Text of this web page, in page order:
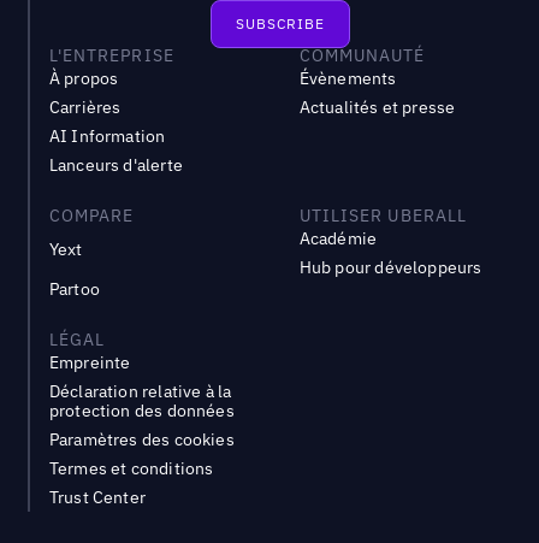
L'ENTREPRISE
À propos
Carrières
AI Information
Lanceurs d'alerte
COMMUNAUTÉ
Évènements
Actualités et presse
COMPARE
Yext
Partoo
UTILISER UBERALL
Académie
Hub pour développeurs
LÉGAL
Empreinte
Déclaration relative à la
protection des données
Paramètres des cookies
Termes et conditions
Trust Center